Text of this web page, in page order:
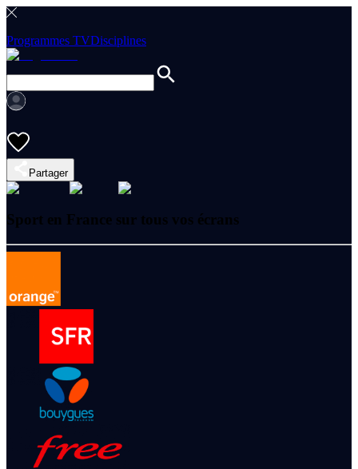
Programmes TVDisciplines
Partager
Sport en France sur tous vos écrans